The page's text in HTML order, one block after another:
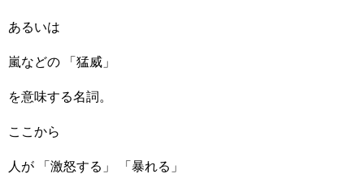
あるいは
嵐などの 「猛威」
を意味する名詞。
ここから
人が 「激怒する」 「暴れる」